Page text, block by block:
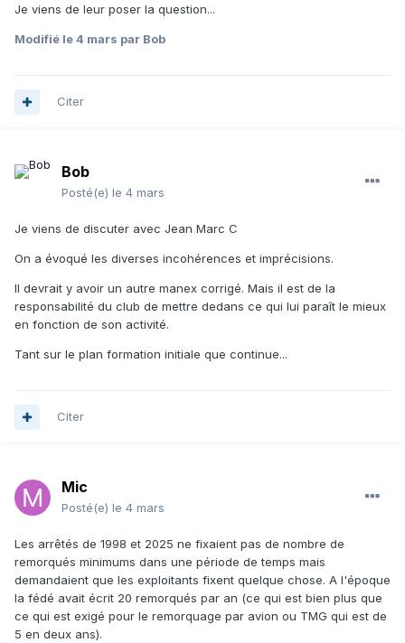
Je viens de leur poser la question...
Modifié le 4 mars par Bob
Citer
Bob
Posté(e) le 4 mars
Je viens de discuter avec Jean Marc C
On a évoqué les diverses incohérences et imprécisions.
Il devrait y avoir un autre manex corrigé. Mais il est de la
responsabilité du club de mettre dedans ce qui lui paraît le mieux
en fonction de son activité.
Tant sur le plan formation initiale que continue...
Citer
Mic
Posté(e) le 4 mars
Les arrêtés de 1998 et 2025 ne fixaient pas de nombre de
remorqués minimums dans une période de temps mais
demandaient que les exploitants fixent quelque chose. A l'époque
la fédé avait écrit 20 remorqués par an (ce qui est bien plus que
ce qui est exigé pour le remorquage par avion ou TMG qui est de
5 en deux ans).